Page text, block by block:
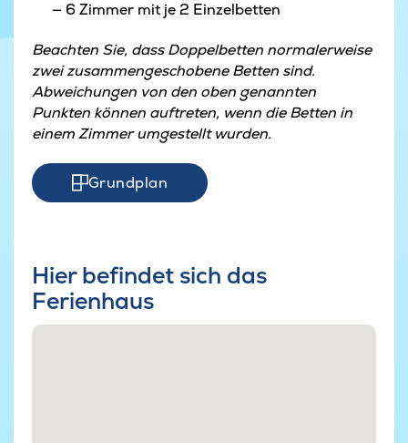
6 Zimmer mit je 2 Einzelbetten
Beachten Sie, dass Doppelbetten normalerweise
zwei zusammengeschobene Betten sind.
Abweichungen von den oben genannten
Punkten können auftreten, wenn die Betten in
einem Zimmer umgestellt wurden.
Grundplan
Hier befindet sich das
Ferienhaus